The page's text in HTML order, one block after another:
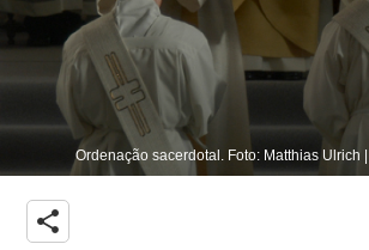
Ordenação sacerdotal. Foto: Matthias Ulrich
share